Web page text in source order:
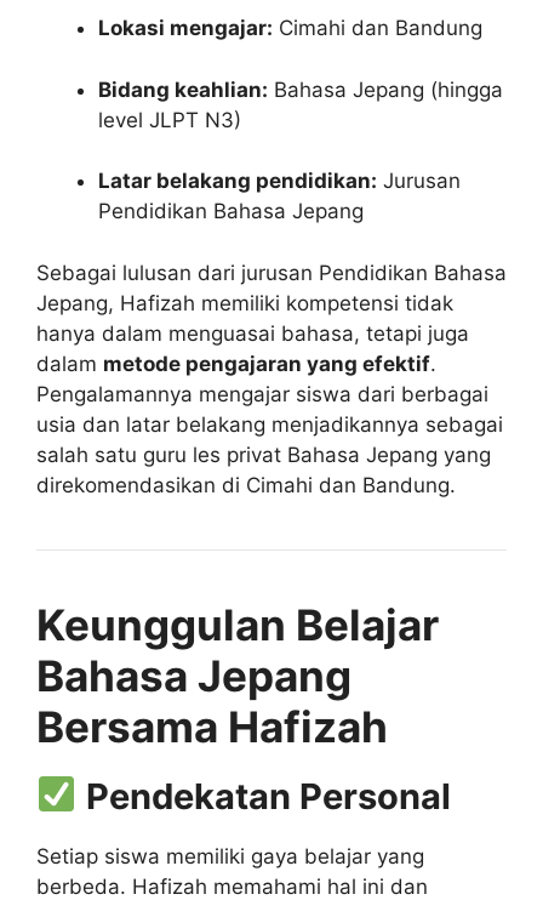
Lokasi mengajar: Cimahi dan Bandung
Bidang keahlian: Bahasa Jepang (hingga
level JLPT N3)
Latar belakang pendidikan: Jurusan
Pendidikan Bahasa Jepang
Sebagai lulusan dari jurusan Pendidikan Bahasa
Jepang, Hafizah memiliki kompetensi tidak
hanya dalam menguasai bahasa, tetapi juga
dalam metode pengajaran yang efektif.
Pengalamannya mengajar siswa dari berbagai
usia dan latar belakang menjadikannya sebagai
salah satu guru les privat Bahasa Jepang yang
direkomendasikan di Cimahi dan Bandung.
Keunggulan Belajar
Bahasa Jepang
Bersama Hafizah
Pendekatan Personal
Setiap siswa memiliki gaya belajar yang
berbeda. Hafizah memahami hal ini dan